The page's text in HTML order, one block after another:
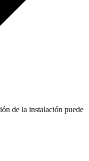
de la instalación puede